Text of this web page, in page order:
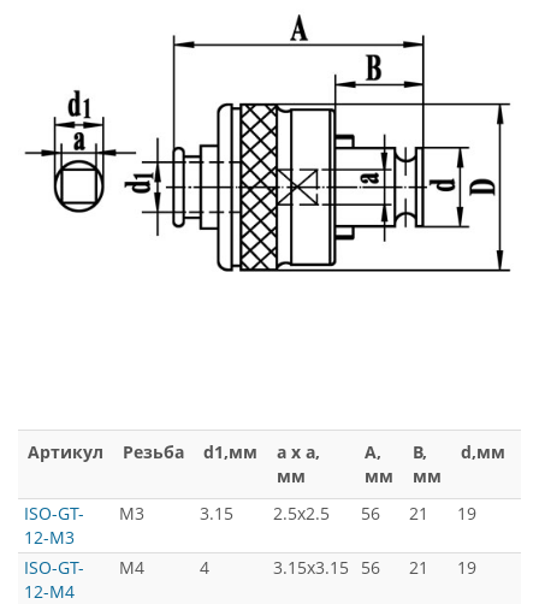
Артикул Резьба d1,мм
a x a,
мм
A,
мм
B,
мм
d,мм
ISO-GT-
12-M3
М3 3.15 2.5x2.5 56 21 19
ISO-GT-
12-M4
M4 4 3.15x3.15 56 21 19